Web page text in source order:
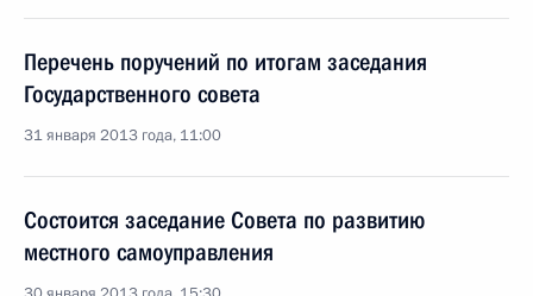
Перечень поручений по итогам заседания
Государственного совета
31 января 2013 года, 11:00
Состоится заседание Совета по развитию
местного самоуправления